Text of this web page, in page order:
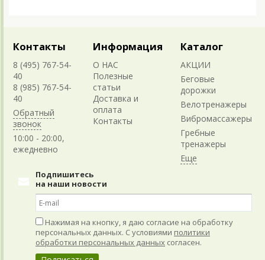
Контакты
8 (495) 767-54-
40
8 (985) 767-54-
40
Обратный
звонок
10:00 - 20:00,
ежедневно
Информация
О НАС
Полезные
статьи
Доставка и
оплата
Контакты
Каталог
АКЦИИ
Беговые
дорожки
Велотренажеры
Вибромассажеры
Гребные
тренажеры
Подпишитесь
на наши новости
Нажимая на кнопку, я даю согласие на обработку
персональных данных. С условиями политики
обработки персональных данных согласен.